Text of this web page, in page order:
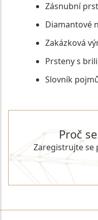
Zásnubní
Diamantové
Zakázková
Prsteny s
Slovník
Proč
Zaregistrujte se